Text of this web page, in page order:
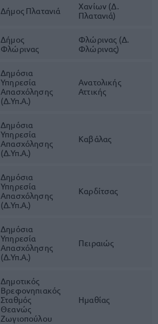
Δήμος Πλατανιά
Χανίων (Δ.
Πλατανιά)
Δήμος
Φλώρινας
Φλώρινας (Δ.
Φλώρινας)
Δημόσια
Υπηρεσία
Απασχόλησης
(Δ.Υπ.Α.)
Ανατολικής
Αττικής
Δημόσια
Υπηρεσία
Απασχόλησης
(Δ.Υπ.Α.)
Καβάλας
Δημόσια
Υπηρεσία
Απασχόλησης
(Δ.Υπ.Α.)
Καρδίτσας
Δημόσια
Υπηρεσία
Απασχόλησης
(Δ.Υπ.Α.)
Πειραιώς
Δημοτικός
Βρεφονηπιακός
Σταθμός
Θεανώς
Ζωγιοπούλου
Ημαθίας